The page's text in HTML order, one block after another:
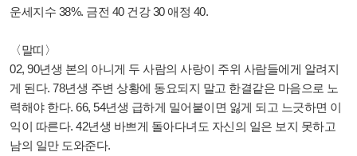
운세지수 38%. 금전 40 건강 30 애정 40.
〈말띠〉
02, 90년생 본의 아니게 두 사람의 사랑이 주위 사람들에게 알려지
게 된다. 78년생 주변 상황에 동요되지 말고 한결같은 마음으로 노
력해야 한다. 66, 54년생 급하게 밀어붙이면 잃게 되고 느긋하면 이
익이 따른다. 42년생 바쁘게 돌아다녀도 자신의 일은 보지 못하고
남의 일만 도와준다.